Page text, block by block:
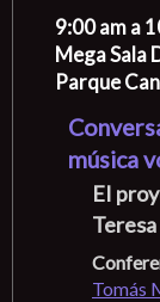
9:00 am a
Mega Sala
Parque
música
El
Teresa
Tomás